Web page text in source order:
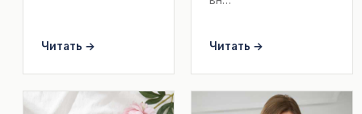
Читать → Читать →